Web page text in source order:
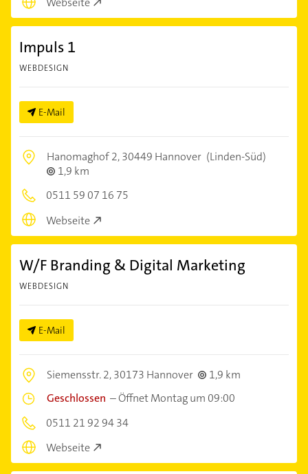
Impuls 1
WEBDESIGN
E-Mail
Hanomaghof 2,30449 Hannover (Linden-Süd)
1,9 km
0511 59 07 16 75
Webseite
W/F Branding & Digital Marketing
WEBDESIGN
E-Mail
Siemensstr. 2,30173 Hannover
1,9 km
Geschlossen –Öffnet Montag um 09:00
0511 21 92 94 34
Webseite